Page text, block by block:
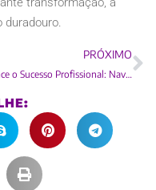
PRÓXIMO
Alcance o Sucesso Profissional: Navegando no Mar do Desenvolvimento Pessoal